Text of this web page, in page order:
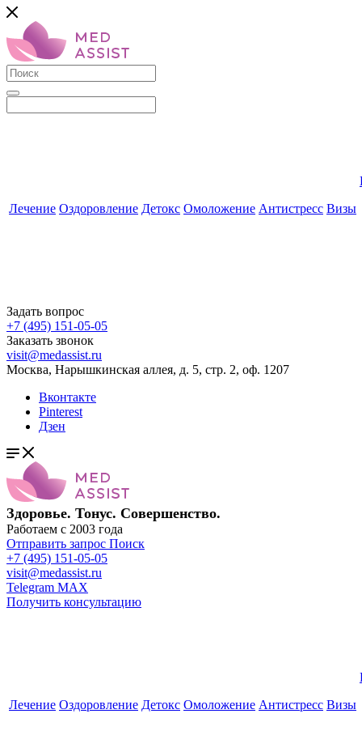
Лечение Оздоровление Детокс Омоложение Антистресс Визы
Задать вопрос
+7 (495) 151-05-05
Заказать звонок
visit@medassist.ru
Москва, Нарышкинская аллея, д. 5, стр. 2, оф. 1207
Вконтакте
Pinterest
Дзен
Здоровье. Тонус. Совершенство.
Работаем с 2003 года
Отправить запрос Поиск
+7 (495) 151-05-05
visit@medassist.ru
Telegram MAX
Получить консультацию
Лечение Оздоровление Детокс Омоложение Антистресс Визы